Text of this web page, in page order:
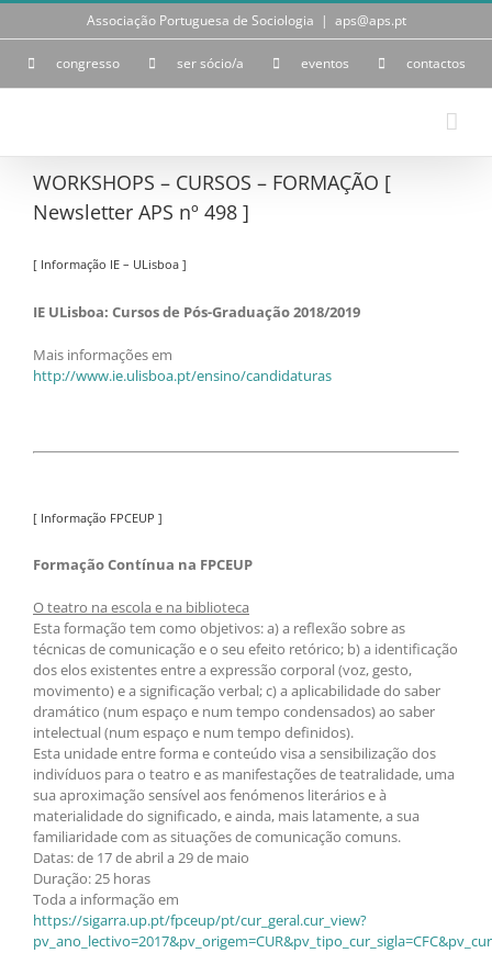
Skip
Associação Portuguesa de Sociologia | aps@aps.pt
congresso ser sócio/a eventos contactos
WORKSHOPS – CURSOS – FORMAÇÃO [
Newsletter APS nº 498 ]
[ Informação IE – ULisboa ]
IE ULisboa: Cursos de Pós-Graduação 2018/2019
Mais informações em
http://www.ie.ulisboa.pt/ensino/candidaturas
[ Informação FPCEUP ]
Formação Contínua na FPCEUP
O teatro na escola e na biblioteca
Esta formação tem como objetivos: a) a reflexão sobre as
técnicas de comunicação e o seu efeito retórico; b) a identificação
dos elos existentes entre a expressão corporal (voz, gesto,
movimento) e a significação verbal; c) a aplicabilidade do saber
dramático (num espaço e num tempo condensados) ao saber
intelectual (num espaço e num tempo definidos).
Esta unidade entre forma e conteúdo visa a sensibilização dos
indivíduos para o teatro e as manifestações de teatralidade, uma
sua aproximação sensível aos fenómenos literários e à
materialidade do significado, e ainda, mais latamente, a sua
familiaridade com as situações de comunicação comuns.
Datas: de 17 de abril a 29 de maio
Duração: 25 horas
Toda a informação em
https://sigarra.up.pt/fpceup/pt/cur_geral.cur_view?